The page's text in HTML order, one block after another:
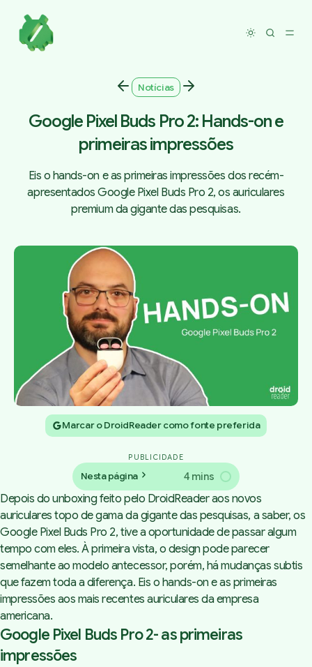
Toggle
Notícias
Google Pixel Buds Pro 2: Hands-on e
primeiras impressões
Eis o hands-on e as primeiras impressões dos recém-
apresentados Google Pixel Buds Pro 2, os auriculares
premium da gigante das pesquisas.
Marcar o DroidReader como fonte preferida
PUBLICIDADE
Nesta página 4 mins
Depois dounboxingfeito pelo DroidReader aos novos
auriculares topo de gama da gigante das pesquisas, a saber, os
Google Pixel Buds Pro 2, tive a oportunidade de passar algum
tempo com eles. À primeira vista, o design pode parecer
semelhante ao modelo antecessor, porém, há mudanças subtis
que fazem toda a diferença. Eis o hands-on e as primeiras
impressões aos mais recentes auriculares da empresa
americana.
Google Pixel Buds Pro 2- as primeiras
impressões